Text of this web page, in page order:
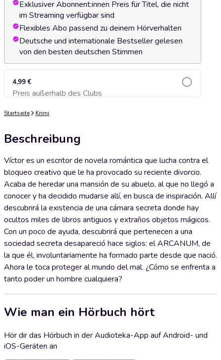
Exklusiver Abonnent:innen Preis für Titel, die nicht
im Streaming verfügbar sind
Flexibles Abo passend zu deinem Hörverhalten
Deutsche und internationale Bestseller gelesen
von den besten deutschen Stimmen
4,99 €
Preis außerhalb des ClubsZum Warenkorb hinzufügen
Startseite Krimi
Beschreibung
Víctor es un escritor de novela romántica que lucha contra el
bloqueo creativo que le ha provocado su reciente divorcio.
Acaba de heredar una mansión de su abuelo, al que no llegó a
conocer y ha decidido mudarse allí, en busca de inspiración. Allí
descubrirá la existencia de una cámara secreta donde hay
ocultos miles de libros antiguos y extraños objetos mágicos.
Con un poco de ayuda, descubrirá que pertenecen a una
sociedad secreta desapareció hace siglos: el ARCANUM, de
la que él, involuntariamente ha formado parte desde que nació.
Ahora le toca proteger al mundo del mal. ¿Cómo se enfrenta a
tanto poder un hombre cualquiera?
Wie man ein Hörbuch hört
Hör dir das Hörbuch in der Audioteka-App auf Android- und
iOS-Geräten an